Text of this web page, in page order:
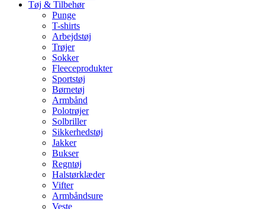
Tøj & Tilbehør
Punge
T-shirts
Arbejdstøj
Trøjer
Sokker
Fleeceprodukter
Sportstøj
Børnetøj
Armbånd
Polotrøjer
Solbriller
Sikkerhedstøj
Jakker
Bukser
Regntøj
Halstørklæder
Vifter
Armbåndsure
Veste